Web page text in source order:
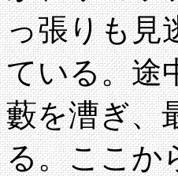
っ張りも見
ている。途
藪を漕ぎ、
る。ここか